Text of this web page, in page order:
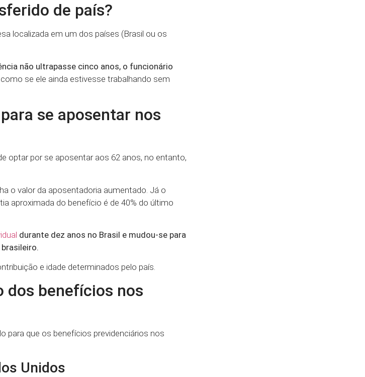
de país?
localizada em um dos países (Brasil ou os
não ultrapasse cinco anos, o funcionário
se ele ainda estivesse trabalhando sem
se aposentar nos
optar por se aposentar aos 62 anos, no entanto,
o valor da aposentadoria aumentado. Já o
aproximada do benefício é de 40% do último
durante dez anos no Brasil e mudou-se para
e idade determinados pelo país.
dos benefícios nos
para que os benefícios previdenciários nos
Unidos